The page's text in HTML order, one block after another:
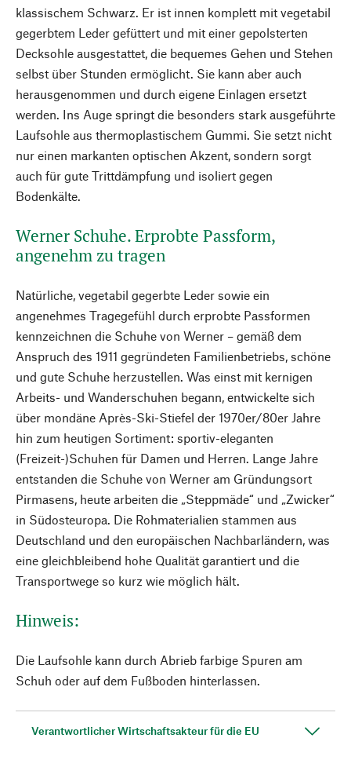
klassischem Schwarz. Er ist innen komplett mit vegetabil
gegerbtem Leder gefüttert und mit einer gepolsterten
Decksohle ausgestattet, die bequemes Gehen und Stehen
selbst über Stunden ermöglicht. Sie kann aber auch
herausgenommen und durch eigene Einlagen ersetzt
werden. Ins Auge springt die besonders stark ausgeführte
Laufsohle aus thermoplastischem Gummi. Sie setzt nicht
nur einen markanten optischen Akzent, sondern sorgt
auch für gute Trittdämpfung und isoliert gegen
Bodenkälte.
Werner Schuhe. Erprobte Passform,
angenehm zu tragen
Natürliche, vegetabil gegerbte Leder sowie ein
angenehmes Tragegefühl durch erprobte Passformen
kennzeichnen die Schuhe von Werner – gemäß dem
Anspruch des 1911 gegründeten Familienbetriebs, schöne
und gute Schuhe herzustellen. Was einst mit kernigen
Arbeits- und Wanderschuhen begann, entwickelte sich
über mondäne Après-Ski-Stiefel der 1970er/80er Jahre
hin zum heutigen Sortiment: sportiv-eleganten
(Freizeit-)Schuhen für Damen und Herren. Lange Jahre
entstanden die Schuhe von Werner am Gründungsort
Pirmasens, heute arbeiten die „Steppmäde“ und „Zwicker“
in Südosteuropa. Die Rohmaterialien stammen aus
Deutschland und den europäischen Nachbarländern, was
eine gleichbleibend hohe Qualität garantiert und die
Transportwege so kurz wie möglich hält.
Hinweis:
Die Laufsohle kann durch Abrieb farbige Spuren am
Schuh oder auf dem Fußboden hinterlassen.
Verantwortlicher Wirtschaftsakteur für die EU